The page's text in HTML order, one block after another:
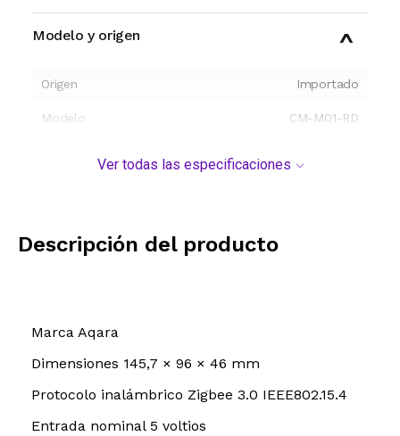
Modelo y origen
Origen Importado
Modelo CM-M01-RD
Ver todas las especificaciones
Descripción del producto
Marca Aqara
Dimensiones 145,7 × 96 × 46 mm
Protocolo inalámbrico Zigbee 3.0 IEEE802.15.4
Entrada nominal 5 voltios